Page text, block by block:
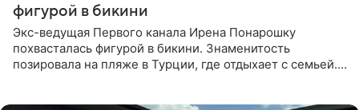
фигурой в бикини
Экс-ведущая Первого канала Ирена Понарошку
похвасталась фигурой в бикини. Знаменитость
позировала на пляже в Турции, где отдыхает с семьей.